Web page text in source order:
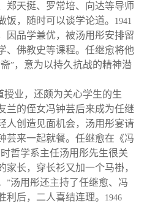
郑天挺、罗常培、向达等导师
饭，随时可以谈学论道。
1941
因品学兼优，被汤用彤安排留
、佛教史等课程。任继愈将他
” ，意为以持久抗战的精神潜
授业，还颇为关心学生的生
兰的侄女冯钟芸后来成为任继
人创造见面机会，汤用彤宴请
芸来一起就餐。任继愈在《冯
哲学系主任汤用彤先生很关
家长，穿长衫又加一个马褂，
”汤用彤还主持了任继愈、冯
利后，二人喜结连理。
1946